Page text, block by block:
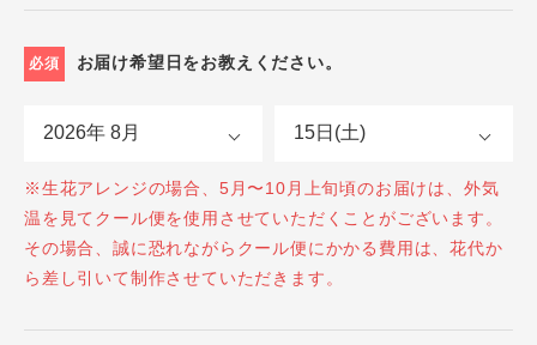
必須 お届け希望日をお教えください。
※生花アレンジの場合、5月〜10月上旬頃のお届けは、外気
温を見てクール便を使用させていただくことがございます。
その場合、誠に恐れながらクール便にかかる費用は、花代か
ら差し引いて制作させていただきます。